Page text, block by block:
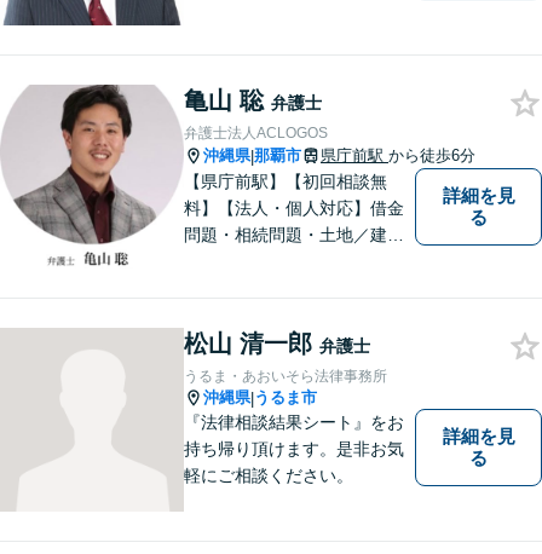
す。「沖縄ならではの習慣」
を熟知した弁護士が多数在
籍。
亀山 聡 弁護士
弁護士法人ACLOGOS
沖縄県|那覇市 県庁前駅 から徒歩6分
【県庁前駅】【初回相談無
料】【法人・個人対応】借金
問題・相続問題・土地／建物
詳細を見
る
松山 清一郎 弁護士
うるま・あおいそら法律事務所
沖縄県|うるま市
『法律相談結果シート』をお
持ち帰り頂けます。是非お気
軽にご相談ください。
詳細を見
る